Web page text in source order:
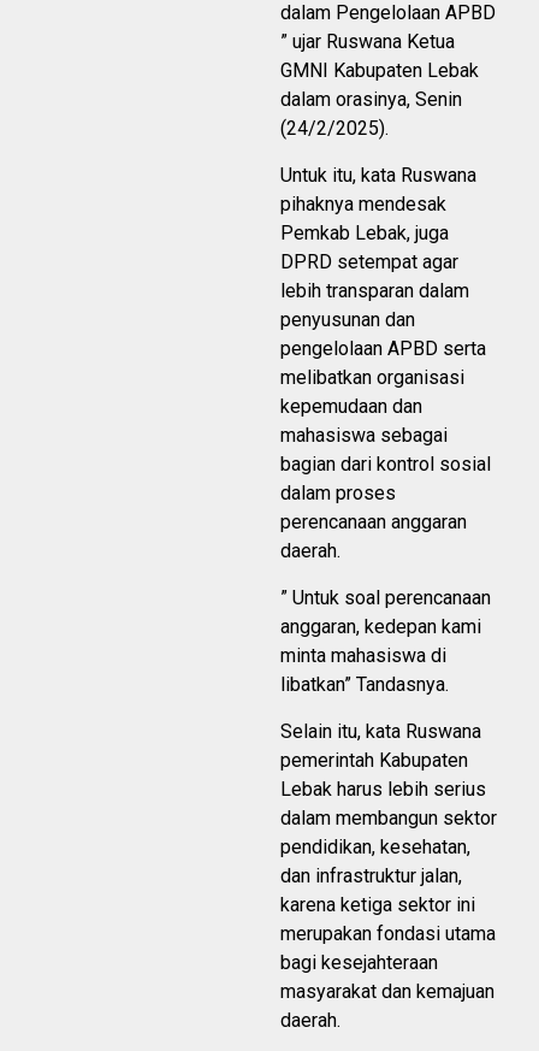
dalam Pengelolaan APBD
” ujar Ruswana Ketua
GMNI Kabupaten Lebak
dalam orasinya, Senin
(24/2/2025).
Untuk itu, kata Ruswana
pihaknya mendesak
Pemkab Lebak, juga
DPRD setempat agar
lebih transparan dalam
penyusunan dan
pengelolaan APBD serta
melibatkan organisasi
kepemudaan dan
mahasiswa sebagai
bagian dari kontrol sosial
dalam proses
perencanaan anggaran
daerah.
” Untuk soal perencanaan
anggaran, kedepan kami
minta mahasiswa di
libatkan” Tandasnya.
Selain itu, kata Ruswana
pemerintah Kabupaten
Lebak harus lebih serius
dalam membangun sektor
pendidikan, kesehatan,
dan infrastruktur jalan,
karena ketiga sektor ini
merupakan fondasi utama
bagi kesejahteraan
masyarakat dan kemajuan
daerah.